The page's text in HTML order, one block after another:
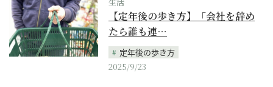
【定年後の歩き方】「会社を辞め
たら誰も連…
定年後の歩き方
2025/9/23